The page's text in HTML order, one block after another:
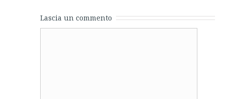
Lascia un commento